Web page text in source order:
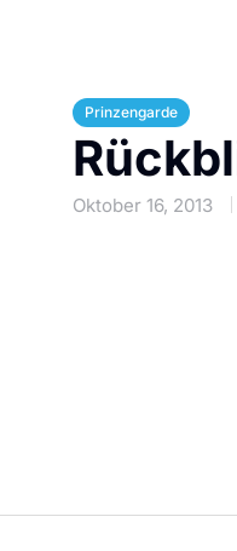
Prinzengarde
Oktober 16, 2013